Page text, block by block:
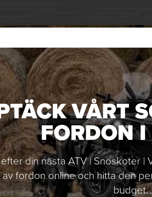
VÅRT
FORDON I
din nästa ATV | Snöskoter |
fordon online och hitta den
budget.